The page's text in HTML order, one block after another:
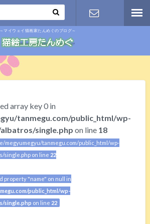
～マイウェイ猫画家たんめぐのブログ～
array key 0 in
tanmegu.com/public_html/wp-
single.php on line 18
megyumegyu/tanmegu.com/public_html/wp-
single.php on line 22
property "name" on null in
public_html/wp-
single.php on line 22